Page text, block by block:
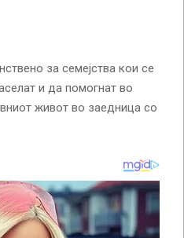
за семејства кои се
и да помогнат во
живот во заедница со